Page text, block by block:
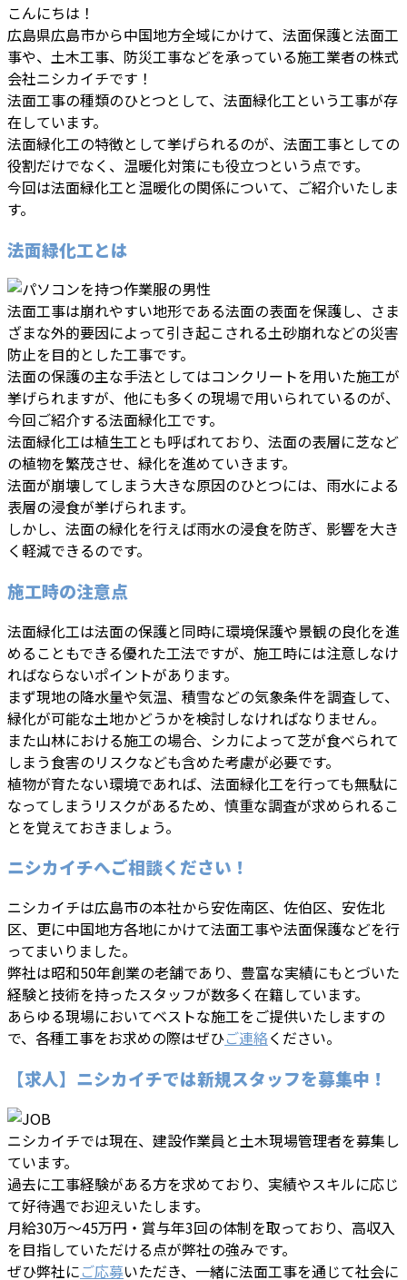
こんにちは！
広島県広島市から中国地方全域にかけて、法面保護と法面工
事や、土木工事、防災工事などを承っている施工業者の株式
会社ニシカイチです！
法面工事の種類のひとつとして、法面緑化工という工事が存
在しています。
法面緑化工の特徴として挙げられるのが、法面工事としての
役割だけでなく、温暖化対策にも役立つという点です。
今回は法面緑化工と温暖化の関係について、ご紹介いたしま
す。
法面緑化工とは
法面工事は崩れやすい地形である法面の表面を保護し、さま
ざまな外的要因によって引き起こされる土砂崩れなどの災害
防止を目的とした工事です。
法面の保護の主な手法としてはコンクリートを用いた施工が
挙げられますが、他にも多くの現場で用いられているのが、
今回ご紹介する法面緑化工です。
法面緑化工は植生工とも呼ばれており、法面の表層に芝など
の植物を繁茂させ、緑化を進めていきます。
法面が崩壊してしまう大きな原因のひとつには、雨水による
表層の浸食が挙げられます。
しかし、法面の緑化を行えば雨水の浸食を防ぎ、影響を大き
く軽減できるのです。
施工時の注意点
法面緑化工は法面の保護と同時に環境保護や景観の良化を進
めることもできる優れた工法ですが、施工時には注意しなけ
ればならないポイントがあります。
まず現地の降水量や気温、積雪などの気象条件を調査して、
緑化が可能な土地かどうかを検討しなければなりません。
また山林における施工の場合、シカによって芝が食べられて
しまう食害のリスクなども含めた考慮が必要です。
植物が育たない環境であれば、法面緑化工を行っても無駄に
なってしまうリスクがあるため、慎重な調査が求められるこ
とを覚えておきましょう。
ニシカイチへご相談ください！
ニシカイチは広島市の本社から安佐南区、佐伯区、安佐北
区、更に中国地方各地にかけて法面工事や法面保護などを行
ってまいりました。
弊社は昭和50年創業の老舗であり、豊富な実績にもとづいた
経験と技術を持ったスタッフが数多く在籍しています。
あらゆる現場においてベストな施工をご提供いたしますの
で、各種工事をお求めの際はぜひご連絡ください。
【求人】ニシカイチでは新規スタッフを募集中！
ニシカイチでは現在、建設作業員と土木現場管理者を募集し
ています。
過去に工事経験がある方を求めており、実績やスキルに応じ
て好待遇でお迎えいたします。
月給30万～45万円・賞与年3回の体制を取っており、高収入
を目指していただける点が弊社の強みです。
ぜひ弊社にご応募いただき、一緒に法面工事を通じて社会に